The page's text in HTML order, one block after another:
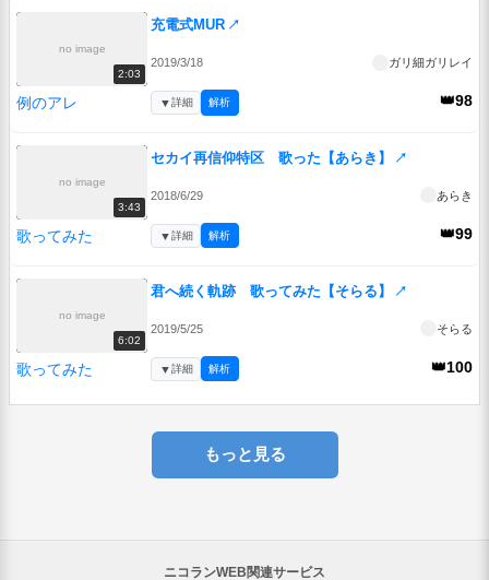
no image
2:03
充電式MUR ↗
2019/3/18 ガリ細ガリレイ
例のアレ 👑98
▼詳細 解析
no image
3:43
セカイ再信仰特区 歌った【あらき】 ↗
2018/6/29 あらき
歌ってみた 👑99
▼詳細 解析
no image
6:02
君へ続く軌跡 歌ってみた【そらる】 ↗
2019/5/25 そらる
歌ってみた 👑100
▼詳細 解析
もっと見る
ニコランWEB関連サービス